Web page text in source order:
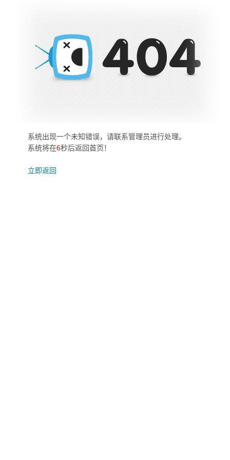
系统出现一个未知错误，请联系管理员进行处理。
系统将在6秒后返回首页！
立即返回